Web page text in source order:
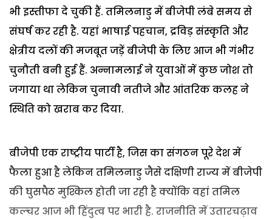
भी इस्तीफा दे चुकी हैं. तमिलनाडु में बीजेपी लंबे समय से
संघर्ष कर रही है. यहां भाषाई पहचान, द्रविड़ संस्कृति और
क्षेत्रीय दलों की मजबूत जड़ें बीजेपी के लिए आज भी गंभीर
चुनौती बनी हुई हैं. अन्नामलाई ने युवाओं में कुछ जोश तो
जगाया था लेकिन चुनावी नतीजे और आंतरिक कलह ने
स्थिति को खराब कर दिया.
बीजेपी एक राष्ट्रीय पार्टी है, जिस का संगठन पूरे देश में
फैला हुआ है लेकिन तमिलनाडु जैसे दक्षिणी राज्य में बीजेपी
की घुसपैठ मुश्किल होती जा रही है क्योंकि वहां तमिल
कल्चर आज भी हिंदुत्व पर भारी है. राजनीति में उतारचढ़ाव